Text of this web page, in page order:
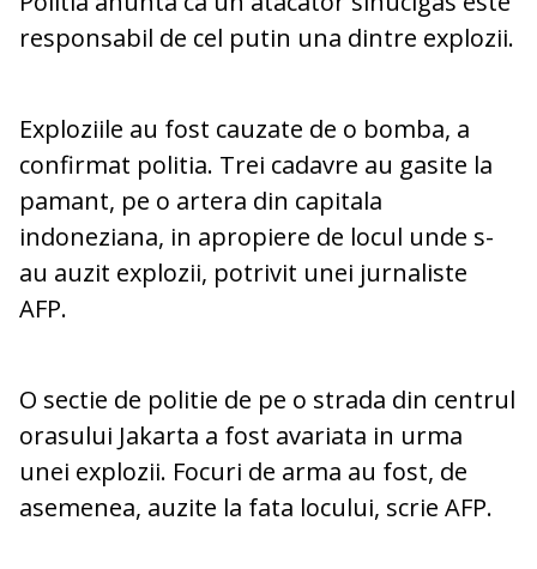
responsabil de cel putin una dintre explozii.
Exploziile au fost cauzate de o bomba, a
confirmat politia. Trei cadavre au gasite la
pamant, pe o artera din capitala
indoneziana, in apropiere de locul unde s-
au auzit explozii, potrivit unei jurnaliste
AFP.
O sectie de politie de pe o strada din centrul
orasului Jakarta a fost avariata in urma
unei explozii. Focuri de arma au fost, de
asemenea, auzite la fata locului, scrie AFP.